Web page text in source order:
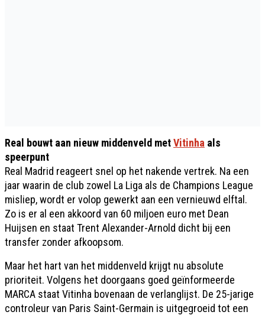
Real bouwt aan nieuw middenveld metVitinha als
speerpunt
Real Madrid reageert snel op het nakende vertrek. Na een
jaar waarin de club zowel La Liga als de Champions League
misliep, wordt er volop gewerkt aan een vernieuwd elftal.
Zo is er al een akkoord van 60 miljoen euro met Dean
Huijsen en staat Trent Alexander-Arnold dicht bij een
transfer zonder afkoopsom.
Maar het hart van het middenveld krijgt nu absolute
prioriteit. Volgens het doorgaans goed geïnformeerde
MARCA staat Vitinha bovenaan de verlanglijst. De 25-jarige
controleur van Paris Saint-Germain is uitgegroeid tot een